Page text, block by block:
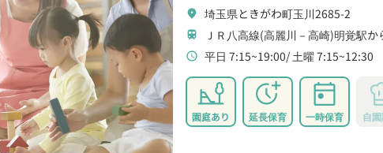
location_on 埼玉県ときがわ町玉川2685-2
train ＪＲ八高線(高麗川－高崎)明覚駅
schedule 平日 7:15~19:00 土曜 7:15~12:30
園庭あり 延長保育 一時保育 自